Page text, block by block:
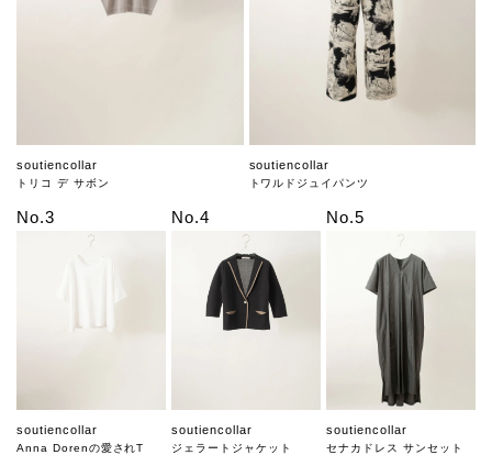
soutiencollar
トリコ デ サボン
soutiencollar
トワルドジュイパンツ
No.3
soutiencollar
Anna Dorenの愛されT
No.4
soutiencollar
ジェラートジャケット
No.5
soutiencollar
セナカドレス サンセット